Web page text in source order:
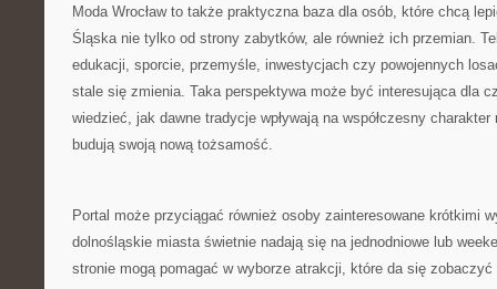
Moda Wrocław to także praktyczna baza dla osób, które chcą
Śląska nie tylko od strony zabytków, ale również ich przemian.
edukacji, sporcie, przemyśle, inwestycjach czy powojennych
stale się zmienia. Taka perspektywa może być interesująca dla
wiedzieć, jak dawne tradycje wpływają na współczesny
budują swoją nową tożsamość.
Portal może przyciągać również osoby zainteresowane krótkimi
dolnośląskie miasta świetnie nadają się na jednodniowe lub
stronie mogą pomagać w wyborze atrakcji, które da się